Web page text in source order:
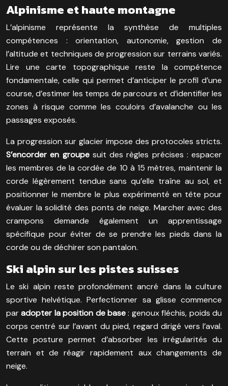
Alpinisme et haute montagne
L’alpinisme représente la synthèse de multiples
compétences : orientation, autonomie, gestion de
l’altitude et techniques de progression sur terrains variés.
Lire une carte topographique reste la compétence
fondamentale, celle qui permet d’anticiper le profil d’une
course, d’estimer les temps de parcours et d’identifier les
zones à risque comme les couloirs d’avalanche ou les
passages exposés.
La progression sur glacier impose des protocoles stricts.
S’encorder en groupesuit des règles précises : espacer
les membres de la cordée de 10 à 15 mètres, maintenir la
corde légèrement tendue sans qu’elle traîne au sol, et
positionner le membre le plus expérimenté en tête pour
évaluer la solidité des ponts de neige. Marcher avec des
crampons demande également un apprentissage
spécifique pour éviter de se prendre les pieds dans la
corde ou de déchirer son pantalon.
Ski alpin sur les pistes suisses
Le ski alpin reste profondément ancré dans la culture
sportive helvétique. Perfectionner sa glisse commence
paradopter la position de base: genoux fléchis, poids du
corps centré sur l’avant du pied, regard dirigé vers l’aval.
Cette posture permet d’absorber les irrégularités du
terrain et de réagir rapidement aux changements de
neige.